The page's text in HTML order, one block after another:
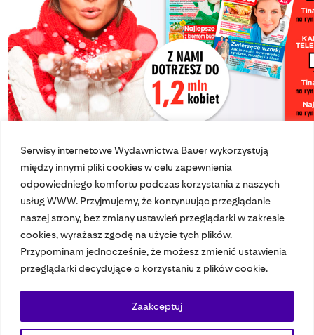
Serwisy internetowe Wydawnictwa Bauer wykorzystują
między innymi pliki cookies w celu zapewnienia
odpowiedniego komfortu podczas korzystania z naszych
usług WWW. Przyjmujemy, że kontynuując przeglądanie
naszej strony, bez zmiany ustawień przeglądarki w zakresie
cookies, wyrażasz zgodę na użycie tych plików.
Przypominam jednocześnie, że możesz zmienić ustawienia
przeglądarki decydujące o korzystaniu z plików cookie.
Zaakceptuj
Nasze czasopisma
Nasze strony